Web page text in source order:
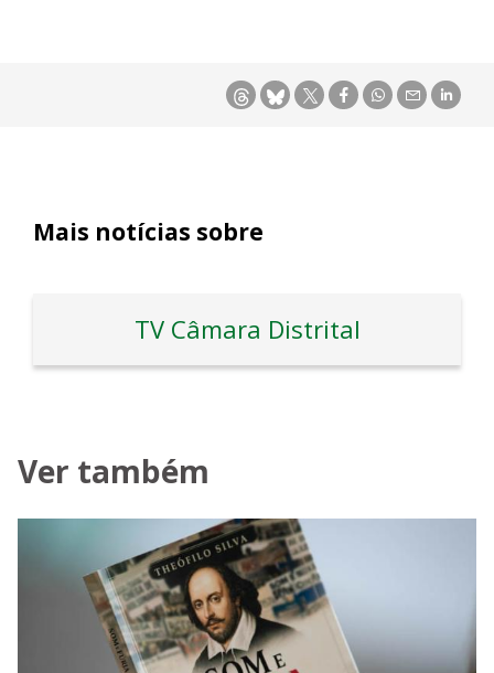
Mais notícias sobre
TV Câmara Distrital
Ver também